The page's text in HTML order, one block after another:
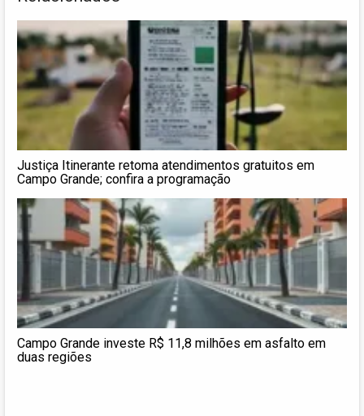
Justiça Itinerante retoma atendimentos gratuitos em
Campo Grande; confira a programação
Campo Grande investe R$ 11,8 milhões em asfalto em
duas regiões